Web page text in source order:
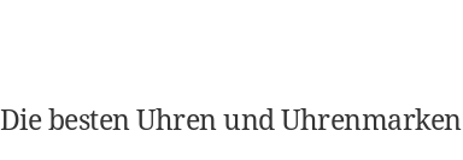
Die besten Uhren und Uhrenmarken